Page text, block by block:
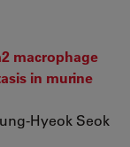
macrophage
in murine
Hyeok Seok